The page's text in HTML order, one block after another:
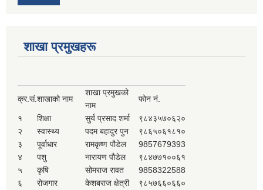
शाखा प्रमुखहरू
क्र.सं.शाखाको नाम
शाखा प्रमुखको
नाम
फोन नं.
१ शिक्षा सुर्य प्रसाद शर्मा
९८४३५७०६२०
२
स्वास्थ्य पदम बहादुर पुन
९८६५०६१८१०
३
पूर्वाधार रामकृष्ण पौडेल
9857679393
४
पशु नारायण पौडेल
९८४७७१००६१
५
कृषि सोमराज रावत
9858322588
६
रोजगार केशबराज क्षेत्री
९८५७६६०६६०